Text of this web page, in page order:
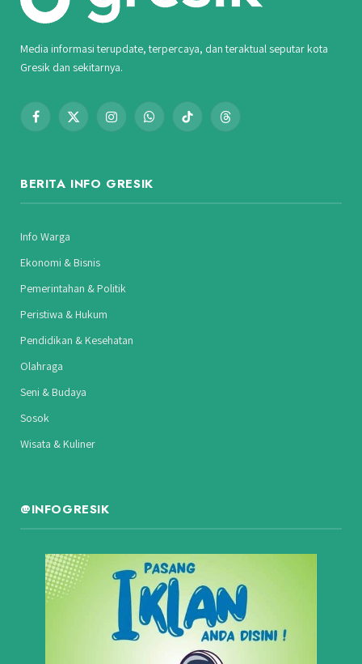
Media informasi terupdate, terpercaya, dan teraktual seputar kota
Gresik dan sekitarnya.
Facebook
X
InstagramWhatsAppTikTok Threads
BERITA INFO GRESIK
Info Warga
Ekonomi & Bisnis
Pemerintahan & Politik
Peristiwa & Hukum
Pendidikan & Kesehatan
Olahraga
Seni & Budaya
Sosok
Wisata & Kuliner
@INFOGRESIK